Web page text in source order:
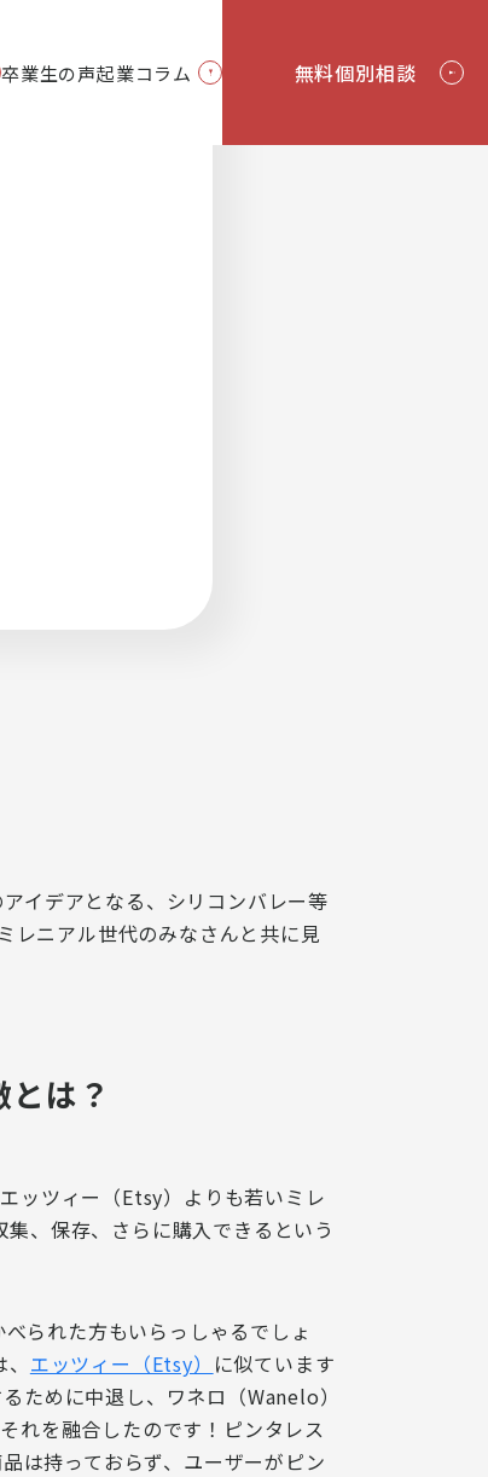
卒業生の声起業コラム 無料個別相談
イデアとなる、シリコンバレー等
レニアル世代のみなさんと共に見
は？
ッツィー（Etsy）よりも若いミレ
、保存、さらに購入できる という
べられた方もいらっしゃるでしょ
エッツィー（Etsy） に似ています
ために中退し、ワネロ（Wanelo）
れを融合したのです！ピンタレス
は持っておらず、ユーザーがピン